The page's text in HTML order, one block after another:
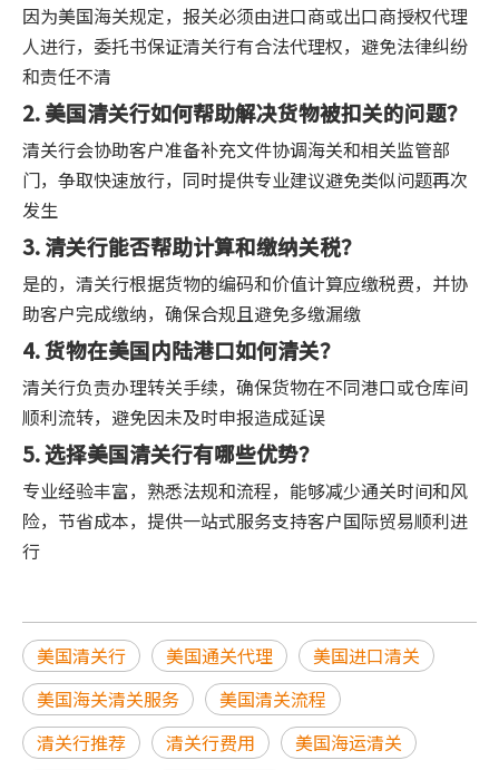
因为美国海关规定，报关必须由进口商或出口商授权代理
人进行，委托书保证清关行有合法代理权，避免法律纠纷
和责任不清
2. 美国清关行如何帮助解决货物被扣关的问题？
清关行会协助客户准备补充文件协调海关和相关监管部
门，争取快速放行，同时提供专业建议避免类似问题再次
发生
3. 清关行能否帮助计算和缴纳关税？
是的，清关行根据货物的编码和价值计算应缴税费，并协
助客户完成缴纳，确保合规且避免多缴漏缴
4. 货物在美国内陆港口如何清关？
清关行负责办理转关手续，确保货物在不同港口或仓库间
顺利流转，避免因未及时申报造成延误
5. 选择美国清关行有哪些优势？
专业经验丰富，熟悉法规和流程，能够减少通关时间和风
险，节省成本，提供一站式服务支持客户国际贸易顺利进
行
美国清关行 美国通关代理
美国进口清关
美国海关清关服务
美国清关流程
清关行推荐
清关行费用
美国海运清关